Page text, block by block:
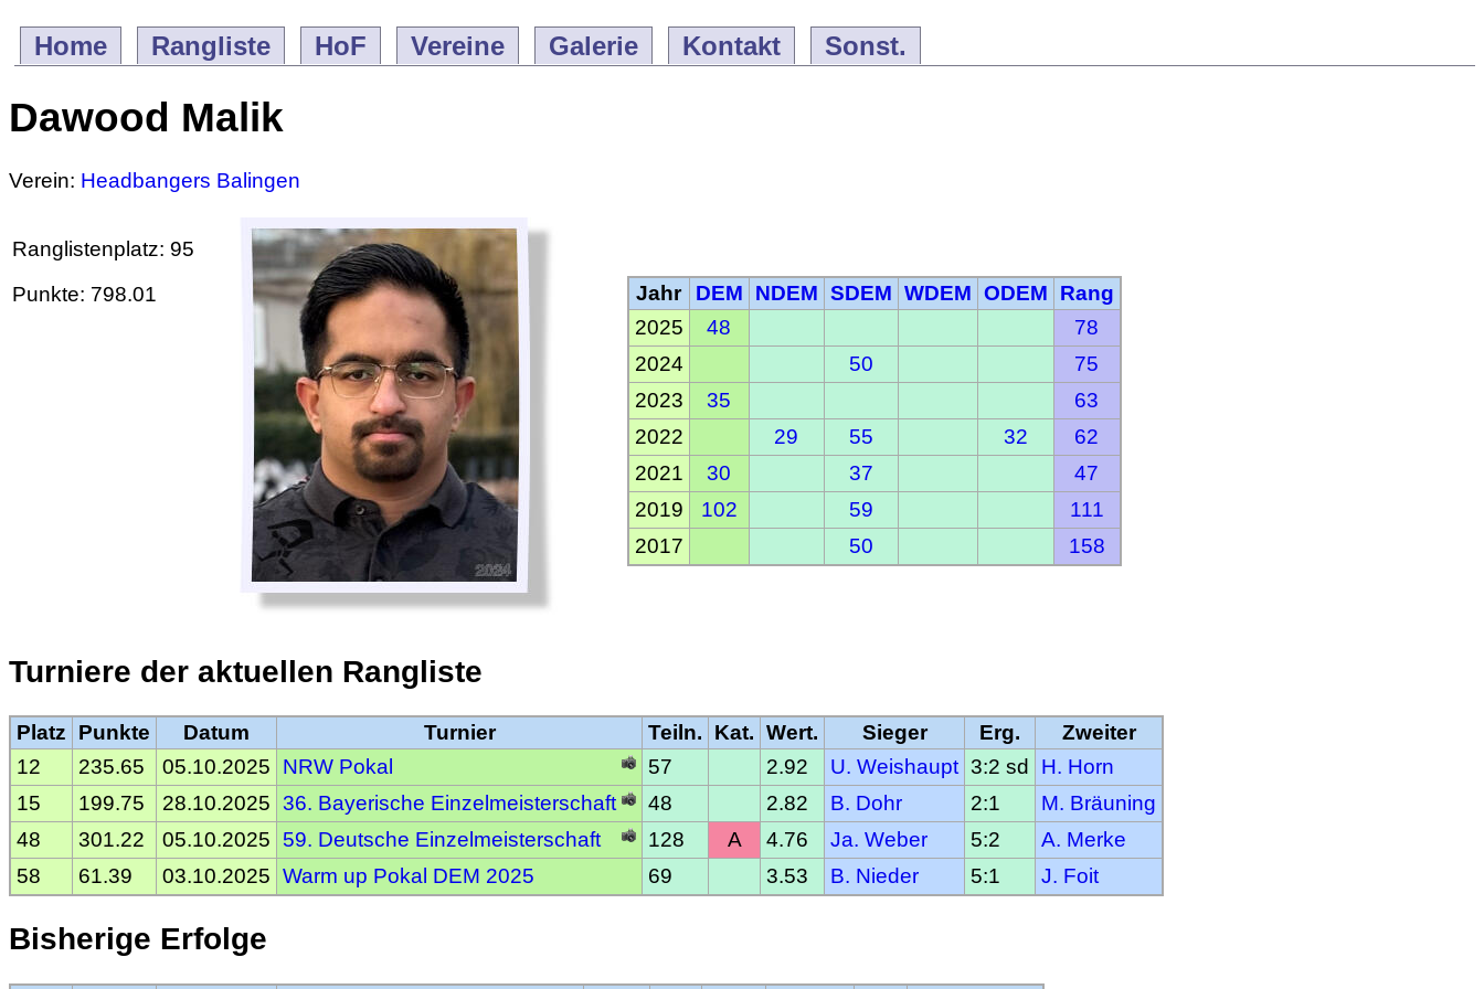
Home Rangliste HoF Vereine Galerie Kontakt Sonst.
Dawood Malik
Verein: Headbangers Balingen
Ranglistenplatz: 95
Punkte: 798.01
Jahr DEM NDEM SDEM WDEM ODEM
Rang
2025
48
78
2024
50
75
2023
35
63
2022
29 55 32
62
2021
30 37
47
2019
102 59
111
2017
50 158
Turniere der aktuellen Rangliste
Platz Punkte Datum Turnier Teiln. Kat. Wert. Sieger Erg.
Zweiter
12
235.65 05.10.2025 NRW Pokal 57 2.92 U. Weishaupt 3:2 sd
H. Horn
15
199.75 28.10.2025 36. Bayerische Einzelmeisterschaft 48 2.82 B. Dohr 2:1
M. Bräuning
48
301.22 05.10.2025 59. Deutsche Einzelmeisterschaft 128 A 4.76 Ja. Weber 5:2
A. Merke
58
61.39 03.10.2025 Warm up Pokal DEM 2025 69 3.53 B. Nieder 5:1 J. Foit
Bisherige Erfolge